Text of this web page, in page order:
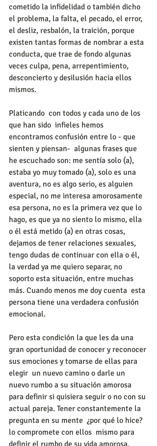
cometido la infidelidad o también dicho
el problema, la falta, el pecado, el error,
el desliz, resbalón, la traición, porque
existen tantas formas de nombrar a esta
conducta, que trae de fondo algunas
veces culpa, pena, arrepentimiento,
desconcierto y desilusión hacia ellos
mismos.
Platicando  con todos y cada uno de los
que han sido  infieles hemos
encontramos confusión entre lo - que
sienten y piensan-  algunas frases que
he escuchado son: me sentía solo (a),
estaba yo muy tomado (a), solo es una
aventura, no es algo serio, es alguien
especial, no me interesa amorosamente
esa persona, no es la primera vez que lo
hago, es que ya no siento lo mismo, ella
o él está metido (a) en otras cosas,
dejamos de tener relaciones sexuales,
tengo dudas de continuar con ella o él,
la verdad ya me quiero separar, no
soporto esta situación, entre muchas
más. Cuando menos me doy cuenta  esta
persona tiene una verdadera confusión
emocional.
Pero esta condición la que les da una
gran oportunidad de conocer y reconocer
sus emociones y tomarse de ellas para
elegir  un nuevo camino o darle un
nuevo rumbo a su situación amorosa
para definir si quisiera seguir o no con su
actual pareja. Tener constantemente la
pregunta en su mente  ¿por qué lo hice?
lo compromete con ellos  mismo para